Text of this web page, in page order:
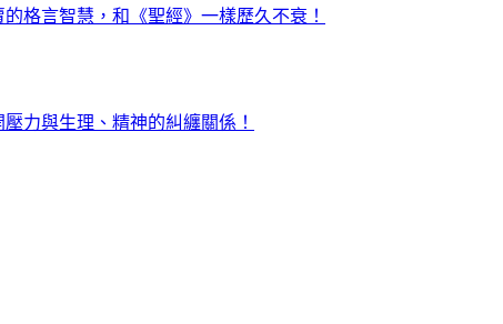
格言智慧，和《聖經》一樣歷久不衰！
力與生理、精神的糾纏關係！